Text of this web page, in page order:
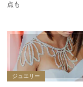
点も
ジュエリー